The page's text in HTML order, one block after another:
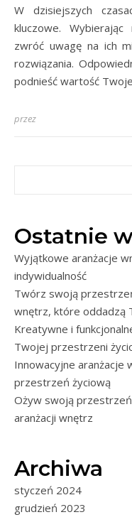
W dzisiejszych
kluczowe.
zwróć uwagę na ich
rozwiązania.
podnieść wartość
przez
Ostatnie
Wyjątkowe aranżacje
indywidualność
Twórz swoją
wnętrz, które oddadzą
Kreatywne i
Twojej przestrzeni
Innowacyjne aranżacje
przestrzeń życiową
Ożyw swoją przestrzeń
aranżacji wnętrz
Archiwa
styczeń 2024
grudzień 2023